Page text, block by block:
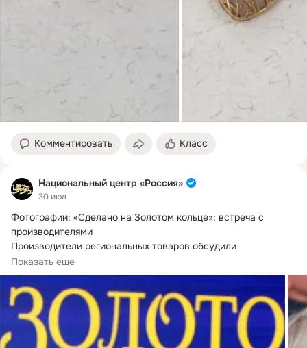
Комментировать Класс
Национальный центр «Россия»
30 июл
Фотографии: «Сделано на Золотом кольце»: встреча с
производителями
Производители региональных товаров обсудили
продвижение своей продукции, новые возможности для
продаж и совместные проекты.
Показать еще